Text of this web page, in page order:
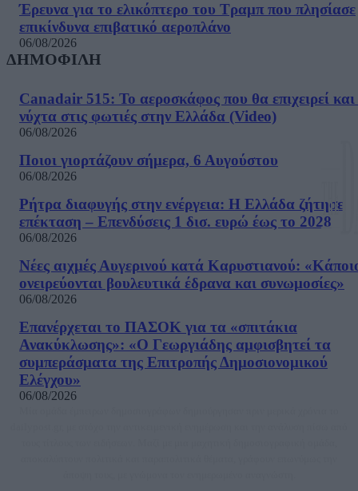
Έρευνα για το ελικόπτερο του Τραμπ που πλησίασε
επικίνδυνα επιβατικό αεροπλάνο
06/08/2026
ΔΗΜΟΦΙΛΗ
Canadair 515: Το αεροσκάφος που θα επιχειρεί
νύχτα στις φωτιές στην Ελλάδα (Video)
06/08/2026
Ποιοι γιορτάζουν σήμερα, 6 Αυγούστου
06/08/2026
Ρήτρα διαφυγής στην ενέργεια: Η Ελλάδα ζήτησε
επέκταση – Επενδύσεις 1 δισ. ευρώ έως το 2028
06/08/2026
Νέες αιχμές Αυγερινού κατά Καρυστιανού:
ονειρεύονται βουλευτικά έδρανα και συνωμοσίες»
06/08/2026
Επανέρχεται το ΠΑΣΟΚ για τα «σπιτάκια
Ανακύκλωσης»: «Ο Γεωργιάδης αμφισβητεί τα
συμπεράσματα της Επιτροπής Δημοσιονομικού
Ελέγχου»
06/08/2026